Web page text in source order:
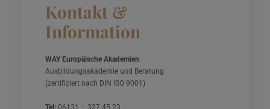
Kontakt &
Information
WAY Europäische Akademien
Ausbildungsakademie und Beratung
(zertifiziert nach DIN ISO 9001)
Tel: 06131 – 327 45 23